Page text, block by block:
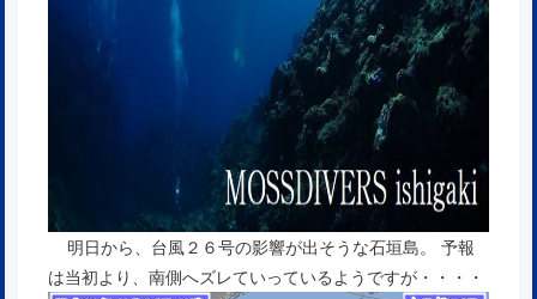
明日から、台風２６号の影響が出そうな石垣島。 予報
は当初より、南側へズレていっているようですが・・・・